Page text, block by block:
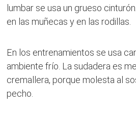
lumbar se usa un grueso
en las muñecas y en las rodillas.
En los entrenamientos se usa
ambiente frío. La sudadera es
cremallera, porque molesta al
pecho.